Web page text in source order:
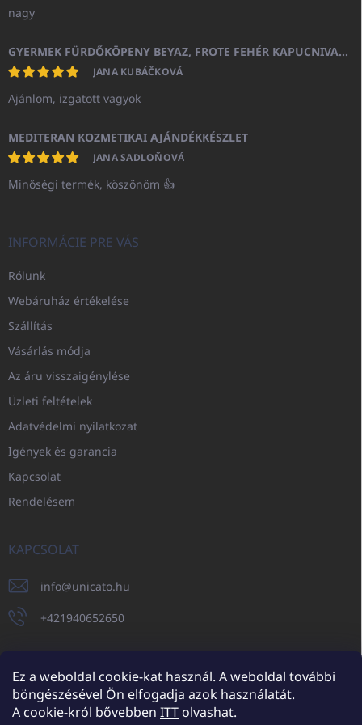
Ez a weboldal cookie-kat használ. A weboldal további
böngészésével Ön elfogadja azok használatát.
A cookie-król bővebben ITTolvashat.
nagy
GYERMEK FÜRDŐKÖPENY BEYAZ, FROTE FEHÉR KAPUCNIVAL (400GR)
JANA KUBÁČKOVÁ
Ajánlom, izgatott vagyok
MEDITERAN KOZMETIKAI AJÁNDÉKKÉSZLET
JANA SADLOŇOVÁ
Minőségi termék, köszönöm 👍
INFORMÁCIE PRE VÁS
Rólunk
Webáruház értékelése
Szállítás
Vásárlás módja
Az áru visszaigénylése
Üzleti feltételek
Adatvédelmi nyilatkozat
Igények és garancia
Kapcsolat
Rendelésem
KAPCSOLAT
info@unicato.hu
+421940652650
UNICATO.sk UNICATOshop.cz UNICATO.at UNICATO.hu
UNICATOshop.pl UNICATOshop.de